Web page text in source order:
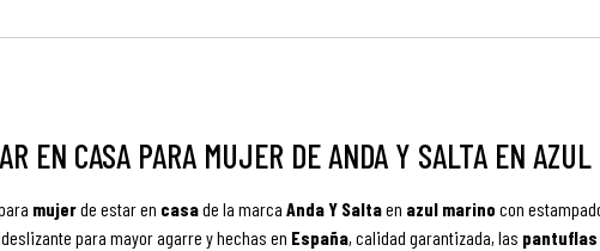
EN CASA PARA MUJER DE ANDA Y SALTA EN AZUL
mujerde estar en casade la marca Anda Y Saltaen azul marino con
para mayor agarre y hechas en España, calidad garantizada, las pantuflas